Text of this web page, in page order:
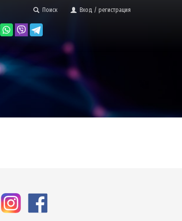
Поиск Вход / регистрация